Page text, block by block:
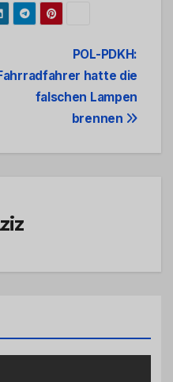
POL-PDKH:
hatte die
falschen Lampen
brennen